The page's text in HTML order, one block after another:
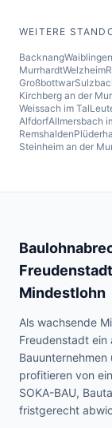
WEITERE
BacknangWaiblingen
MurrhardtWelzheim
Großbottwar
Kirchberg an der
Weissach im Tal
AlfdorfAllmersbach
Remshalden
Steinheim an der
Freudenstadt
Mindestlohn
Als wachsende
Freudenstadt
profitieren von
SOKA-BAU,
fristgerecht